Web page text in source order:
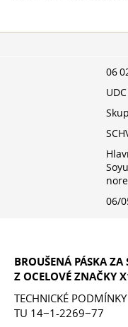
06
06/
BROUŠENÁ PÁSKA
Z OCELOVÉ
TECHNICKÉ PODMÍNKY
TU 14−1-2269−77